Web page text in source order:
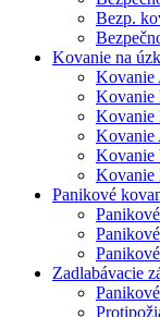
Bezp.
Kovanie na
Kovanie
Kovanie
Kovanie
Kovanie
Kovanie
Kovanie
Panikové
Zadlabávacie